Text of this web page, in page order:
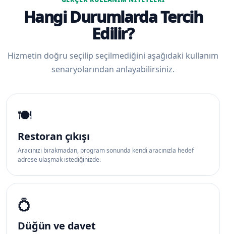
Hangi Durumlarda Tercih
Edilir?
Hizmetin doğru seçilip seçilmediğini aşağıdaki kullanım
senaryolarından anlayabilirsiniz.
🍽️
Restoran çıkışı
Aracınızı bırakmadan, program sonunda kendi aracınızla hedef
adrese ulaşmak istediğinizde.
💍
Düğün ve davet